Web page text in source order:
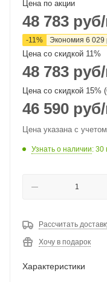
Цена по акции
48 783 руб
-11% Экономия 6 029
Цена со скидкой 11%
48 783 руб
Цена со скидкой 15%
46 590 руб
Цена указана с
Узнать о наличии: 30
Рассчитать
Хочу в подарок
Характеристики